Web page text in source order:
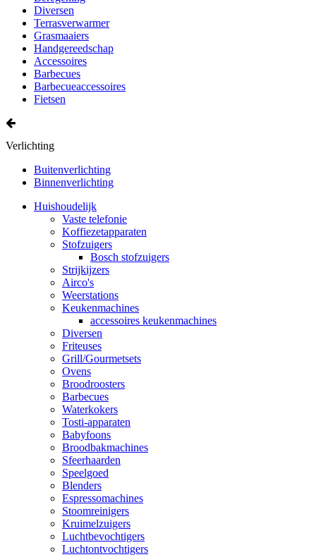
Diversen
Terrasverwarmer
Grasmaaiers
Handgereedschap
Accessoires
Barbecues
Barbecueaccessoires
Fietsen
Verlichting
Buitenverlichting
Binnenverlichting
Huishoudelijk
Vaste telefonie
Koffiezetapparaten
Stofzuigers
Bosch stofzuigers
Strijkijzers
Airco's
Weerstations
Keukenmachines
accessoires keukenmachines
Diversen
Friteuses
Grill/Gourmetsets
Ovens
Broodroosters
Barbecues
Waterkokers
Tosti-apparaten
Babyfoons
Broodbakmachines
Sfeerhaarden
Speelgoed
Blenders
Espressomachines
Stoomreinigers
Kruimelzuigers
Luchtbevochtigers
Luchtontvochtigers